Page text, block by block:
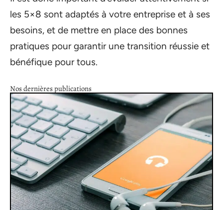
les 5×8 sont adaptés à votre entreprise et à ses
besoins, et de mettre en place des bonnes
pratiques pour garantir une transition réussie et
bénéfique pour tous.
Nos dernières publications